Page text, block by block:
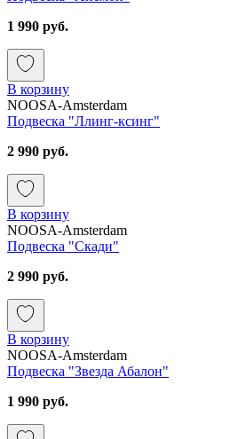
1 990 руб.
В корзину
NOOSA-Amsterdam
Подвеска "Ллинг-ксинг"
2 990 руб.
В корзину
NOOSA-Amsterdam
Подвеска "Скади"
2 990 руб.
В корзину
NOOSA-Amsterdam
Подвеска "Звезда Абалон"
1 990 руб.